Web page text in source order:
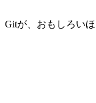
Gitが、おもしろい